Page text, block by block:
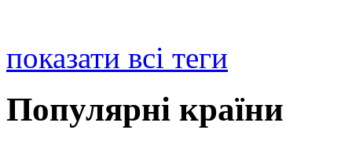
показати всі теги
Популярні країни